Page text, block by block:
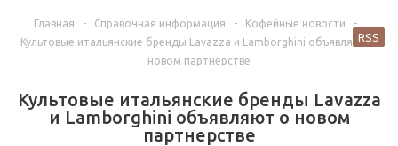
Главная - Справочная информация - Кофейные новости
-
Культовые итальянские бренды Lavazza и Lamborghini объявляют о
новом партнерстве
Культовые итальянские бренды Lavazza
и Lamborghini объявляют о новом
партнерстве
RSS